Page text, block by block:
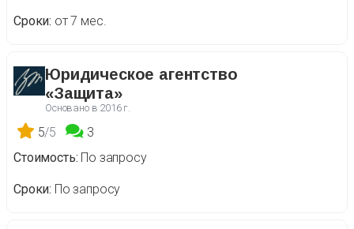
Сроки от 7 мес.
Юридическое агентство
«Защита»
Основано в 2016 г.
5/5
3
Стоимость По запросу
Сроки По запросу